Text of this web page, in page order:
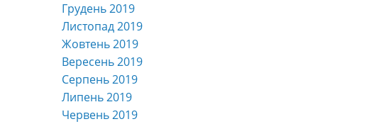
Грудень 2019
Листопад 2019
Жовтень 2019
Вересень 2019
Серпень 2019
Липень 2019
Червень 2019